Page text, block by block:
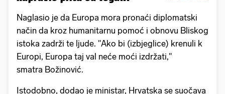
Naglasio je da Europa mora pronaći diplomatski
način da kroz humanitarnu pomoć i obnovu Bliskog
istoka zadrži te ljude. "Ako bi (izbjeglice) krenuli k
Europi, Europa taj val neće moći izdržati,"
smatra Božinović.
Istodobno, dodao je ministar, Hrvatska se suočava